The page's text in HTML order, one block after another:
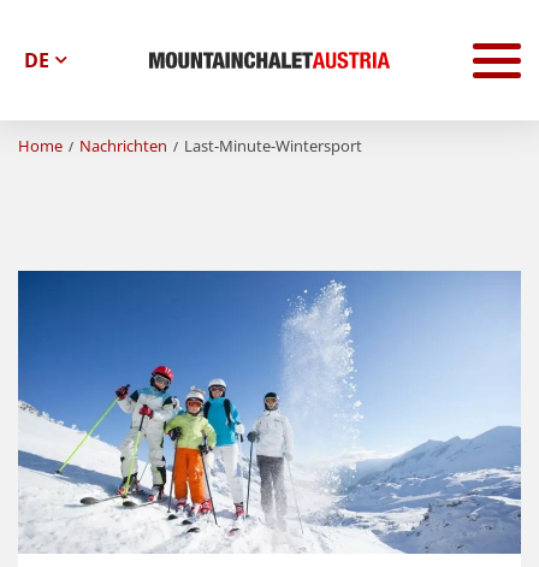
Home Nachrichten Last-Minute-Wintersport